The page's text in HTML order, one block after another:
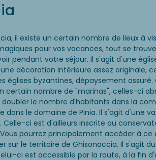
il existe un certain nombre de lieux à
pour vos vacances, tout se
pendant votre séjour. Il s'agit d'une
décoration intérieure assez originale,
églises byzantines, dépaysement
certain nombre de "marinas", celles-ci
le nombre d'habitants dans la
le domaine de Pinia. Il s'agit d'une
ci est d'ailleurs inscrite au
pourrez principalement accéder à ce
sur le territoire de Ghisonaccia. Il s'agit
ci est accessible par la route, à la fin